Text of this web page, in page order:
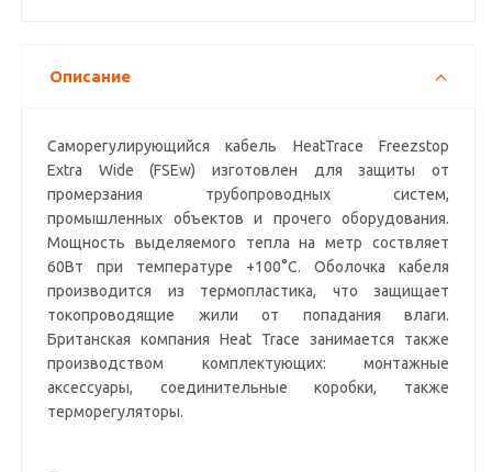
Описание
Саморегулирующийся кабель HeatTrace Freezstop
Extra Wide (FSEw) изготовлен для защиты от
промерзания трубопроводных систем,
промышленных объектов и прочего оборудования.
Мощность выделяемого тепла на метр соствляет
60Вт при температуре +100°С. Оболочка кабеля
производится из термопластика, что защищает
токопроводящие жили от попадания влаги.
Британская компания Heat Trace занимается также
производством комплектующих: монтажные
аксессуары, соединительные коробки, также
терморегуляторы.